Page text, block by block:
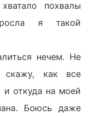
похвалы
я такой
нечем. Не
как все
откуда на моей
Боюсь даже